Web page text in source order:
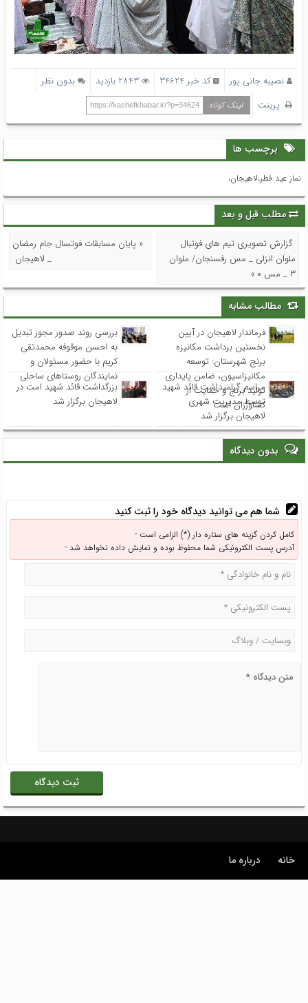
نصیبه جانی پور کد خبر 34624 2843 بازدید
بدون نظر
پرینت
لینک کوتاه https://kashefkhabar.ir/?p=34624
برچسب ها
نماز عید فطر،لاهیجان،
مطلب قبل و بعد
گزارش تصویری تیم های فوتبال
ملوان انزلی _ مس رفسنجان/ ملوان
۳ _ مس ۰ »
« پایان مسابقات فوتسال جام رمضان
_ لاهیجان
مطالب مشابه
فرماندار لاهیجان در آیین
نخستین برداشت مکانیزه
برنج شهرستان: توسعه
مکانیزاسیون، ضامن پایداری
تولید برنج و حمایت از
کشاورزان است
بررسی روند صدور مجوز تبدیل
به احسن موقوفه محمدتقی
کریم با حضور مسئولان و
نمایندگان روستاهای ساحلی
مراسم گرامیداشت قائد شهید
توسط مدیریت شهری
لاهیجان برگزار شد
بزرگداشت قائد شهید امت در
لاهیجان برگزار شد
بدون دیدگاه
شما هم می توانید دیدگاه خود را ثبت کنید
کامل کردن گزینه های ستاره دار (*) الزامی است -
آدرس پست الکترونیکی شما محفوظ بوده و نمایش داده نخواهد شد -
خانه درباره ما